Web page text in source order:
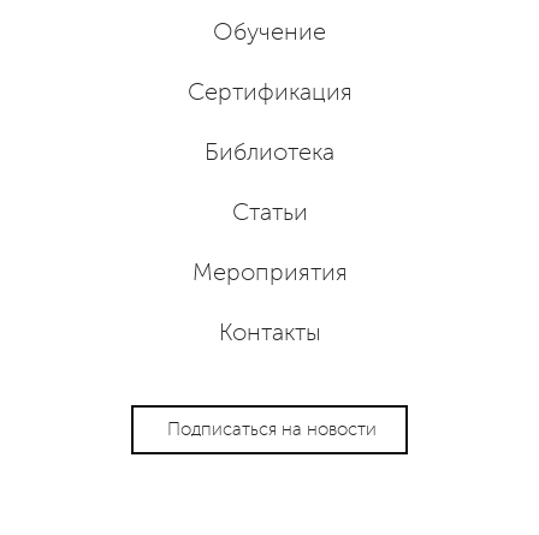
Обучение
Сертификация
Библиотека
Статьи
Мероприятия
Контакты
Подписаться на новости